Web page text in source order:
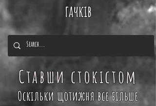
гачків
Ставши стокістом
Оскільки щотижня все більше